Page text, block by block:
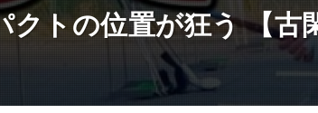
クトの位置が狂う 【古